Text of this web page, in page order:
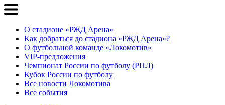
О стадионе «РЖД Арена»
Как добраться до стадиона «РЖД Арена»?
О футбольной команде «Локомотив»
VIP-предложения
Чемпионат России по футболу (РПЛ)
Кубок России по футболу
Все новости Локомотива
Все события